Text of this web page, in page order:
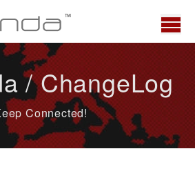
/ ChangeLog
Connected!